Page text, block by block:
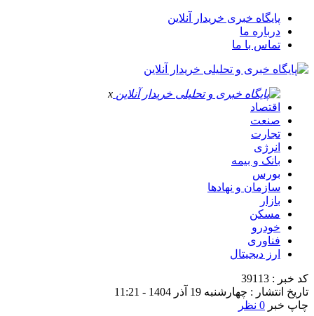
پایگاه خبری خریدار آنلاین
درباره ما
تماس با ما
x
اقتصاد
صنعت
تجارت
انرژی
بانک و بیمه
بورس
سازمان و نهادها
بازار
مسکن
خودرو
فناوری
ارز دیجیتال
کد خبر : 39113
تاریخ انتشار : چهارشنبه 19 آذر 1404 - 11:21
چاپ خبر 0 نظر